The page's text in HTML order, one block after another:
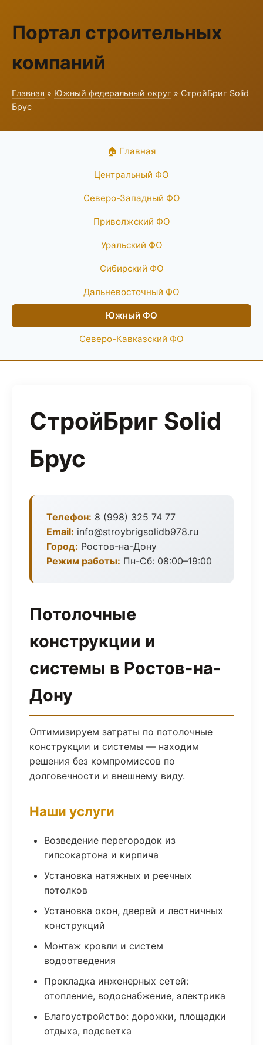
Портал строительных
компаний
Главная » Южный федеральный округ » СтройБриг Solid
Брус
🏠 Главная
Центральный ФО
Северо-Западный ФО
Приволжский ФО
Уральский ФО
Сибирский ФО
Дальневосточный ФО
Южный ФО
Северо-Кавказский ФО
СтройБриг Solid
Брус
Телефон: 8 (998) 325 74 77
Email: info@stroybrigsolidb978.ru
Город: Ростов-на-Дону
Режим работы: Пн-Сб: 08:00–19:00
Потолочные
конструкции и
системы в Ростов-на-
Дону
Оптимизируем затраты по потолочные
конструкции и системы — находим
решения без компромиссов по
долговечности и внешнему виду.
Наши услуги
Возведение перегородок из
гипсокартона и кирпича
Установка натяжных и реечных
потолков
Установка окон, дверей и лестничных
конструкций
Монтаж кровли и систем
водоотведения
Прокладка инженерных сетей:
отопление, водоснабжение, электрика
Благоустройство: дорожки, площадки
отдыха, подсветка